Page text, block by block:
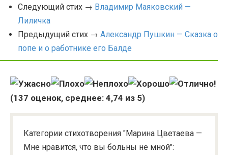
Следующий стих → Владимир Маяковский —
Лиличка
Предыдущий стих → Александр Пушкин — Сказка о
попе и о работнике его Балде
(137 оценок, среднее: 4,74 из 5)
Категории стихотворения "Марина Цветаева —
Мне нравится, что вы больны не мной":